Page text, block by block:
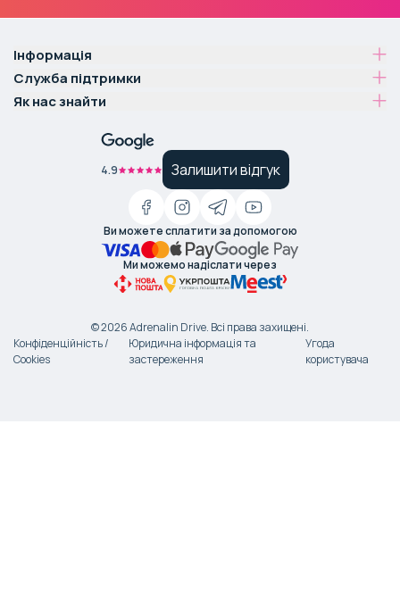
Інформація
Служба підтримки
Як нас знайти
4.9 Залишити відгук
Ви можете сплатити за допомогою
Ми можемо надіслати через
©2026Adrenalin Drive. Всі права захищені.
Конфіденційність /
Cookies
Юридична інформація та
застереження
Угода
користувача